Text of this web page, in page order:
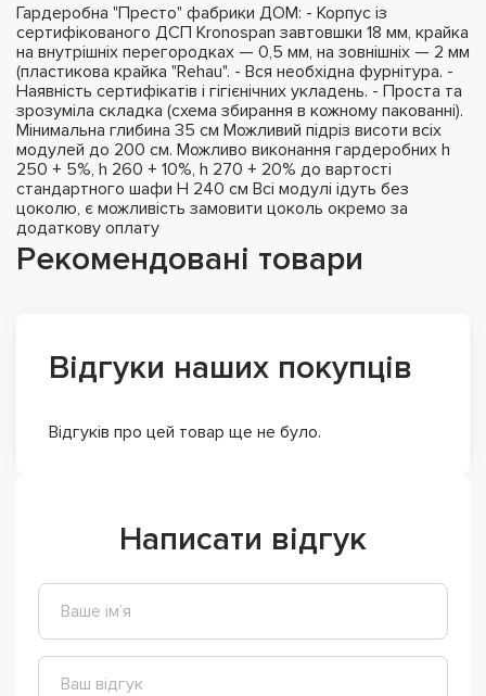
Гардеробна "Престо" фабрики ДОМ: - Корпус із
сертифікованого ДСП Kronospan завтовшки 18 мм, крайка
на внутрішніх перегородках — 0,5 мм, на зовнішніх — 2 мм
(пластикова крайка "Rehau". - Вся необхідна фурнітура. -
Наявність сертифікатів і гігієнічних укладень. - Проста та
зрозуміла складка (схема збирання в кожному пакованні).
Мінимальна глибина 35 см Можливий підріз висоти всіх
модулей до 200 см. Можливо виконання гардеробних h
250 + 5%, h 260 + 10%, h 270 + 20% до вартості
стандартного шафи H 240 см Всі модулі ідуть без
цоколю, є можливість замовити цоколь окремо за
додаткову оплату
Рекомендовані товари
Відгуки наших покупців
Відгуків про цей товар ще не було.
Написати відгук